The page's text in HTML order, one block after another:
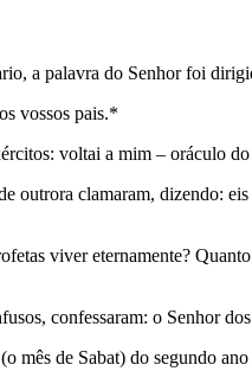
a palavra do Senhor foi
vossos pais.*
voltai a mim – oráculo
outrora clamaram, dizendo:
viver eternamente?
confessaram: o Senhor
mês de Sabat) do segundo